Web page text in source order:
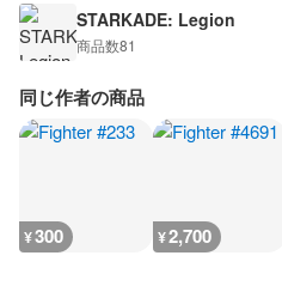
STARKADE: Legion
商品数81
同じ作者の商品
¥300 ¥2,700